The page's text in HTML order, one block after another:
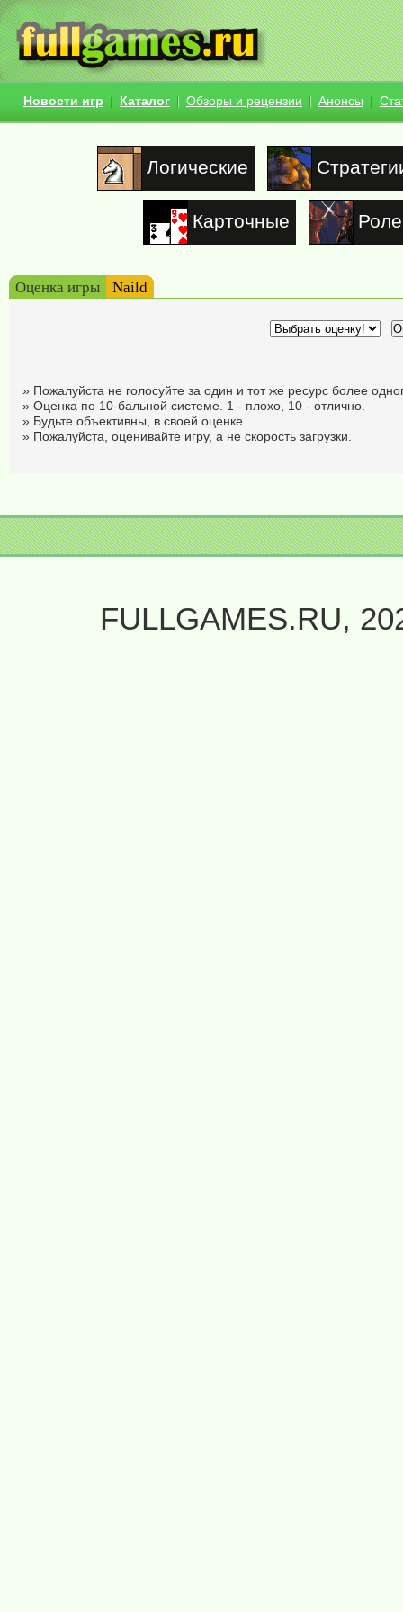
Новости игр Каталог Обзоры и рецензии Анонсы
Логические
Карточные
Оценка игры Naild
» Пожалуйста не голосуйте за один и тот же ресурс более
» Оценка по 10-бальной системе. 1 - плохо, 10 - отлично.
» Будьте объективны, в своей оценке.
» Пожалуйста, оценивайте игру, а не скорость загрузки.
FULLGAMES.RU,